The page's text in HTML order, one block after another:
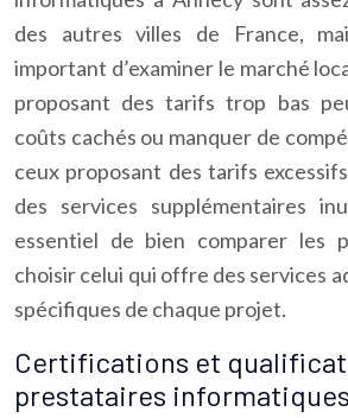
des autres villes de France,
important d’examiner le marché
proposant des tarifs trop bas
coûts cachés ou manquer de
ceux proposant des tarifs
des services supplémentaires
essentiel de bien comparer les
choisir celui qui offre des services
spécifiques de chaque projet.
Certifications et
prestataires informatiques